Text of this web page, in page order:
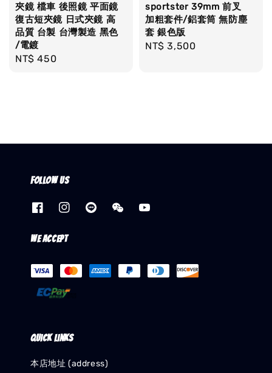
夾鏡 檔車 後照鏡 平面鏡
復古短夾鏡 日式夾鏡 高
品質 台製 台灣製造 黑色
/電鍍
Regular
NT$ 450
sportster 39mm 前叉
加粗套件/鋁套筒 無防塵
套 銀色版
Regular
NT$ 3,500
Follow us
We accept
Quick links
本店地址 (address)